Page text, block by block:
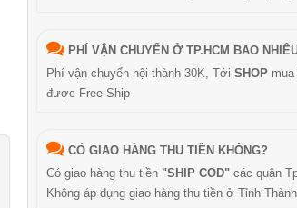
PHÍ VẬN CHUYỂN Ở TP.HCM BAO
Phí vận chuyển nội thành 30K, Tới SHOP
được Free Ship
CÓ GIAO HÀNG THU TIỀN KHÔNG?
Có giao hàng thu tiền "SHIP COD" các quận
Không áp dụng giao hàng thu tiền ở Tỉnh